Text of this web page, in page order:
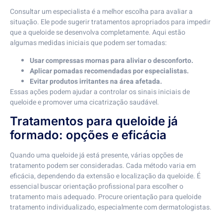
Consultar um especialista é a melhor escolha para avaliar a
situação. Ele pode sugerir tratamentos apropriados para impedir
que a queloide se desenvolva completamente. Aqui estão
algumas medidas iniciais que podem ser tomadas:
Usar compressas mornas para aliviar o desconforto.
Aplicar pomadas recomendadas por especialistas.
Evitar produtos irritantes na área afetada.
Essas ações podem ajudar a controlar os sinais iniciais de
queloide e promover uma cicatrização saudável.
Tratamentos para queloide já
formado: opções e eficácia
Quando uma queloide já está presente, várias opções de
tratamento podem ser consideradas. Cada método varia em
eficácia, dependendo da extensão e localização da queloide. É
essencial buscar orientação profissional para escolher o
tratamento mais adequado. Procure orientação para queloide
tratamento individualizado, especialmente com dermatologistas.